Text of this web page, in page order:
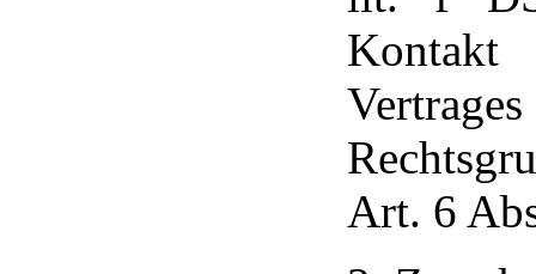
Kontakt
Art. 6